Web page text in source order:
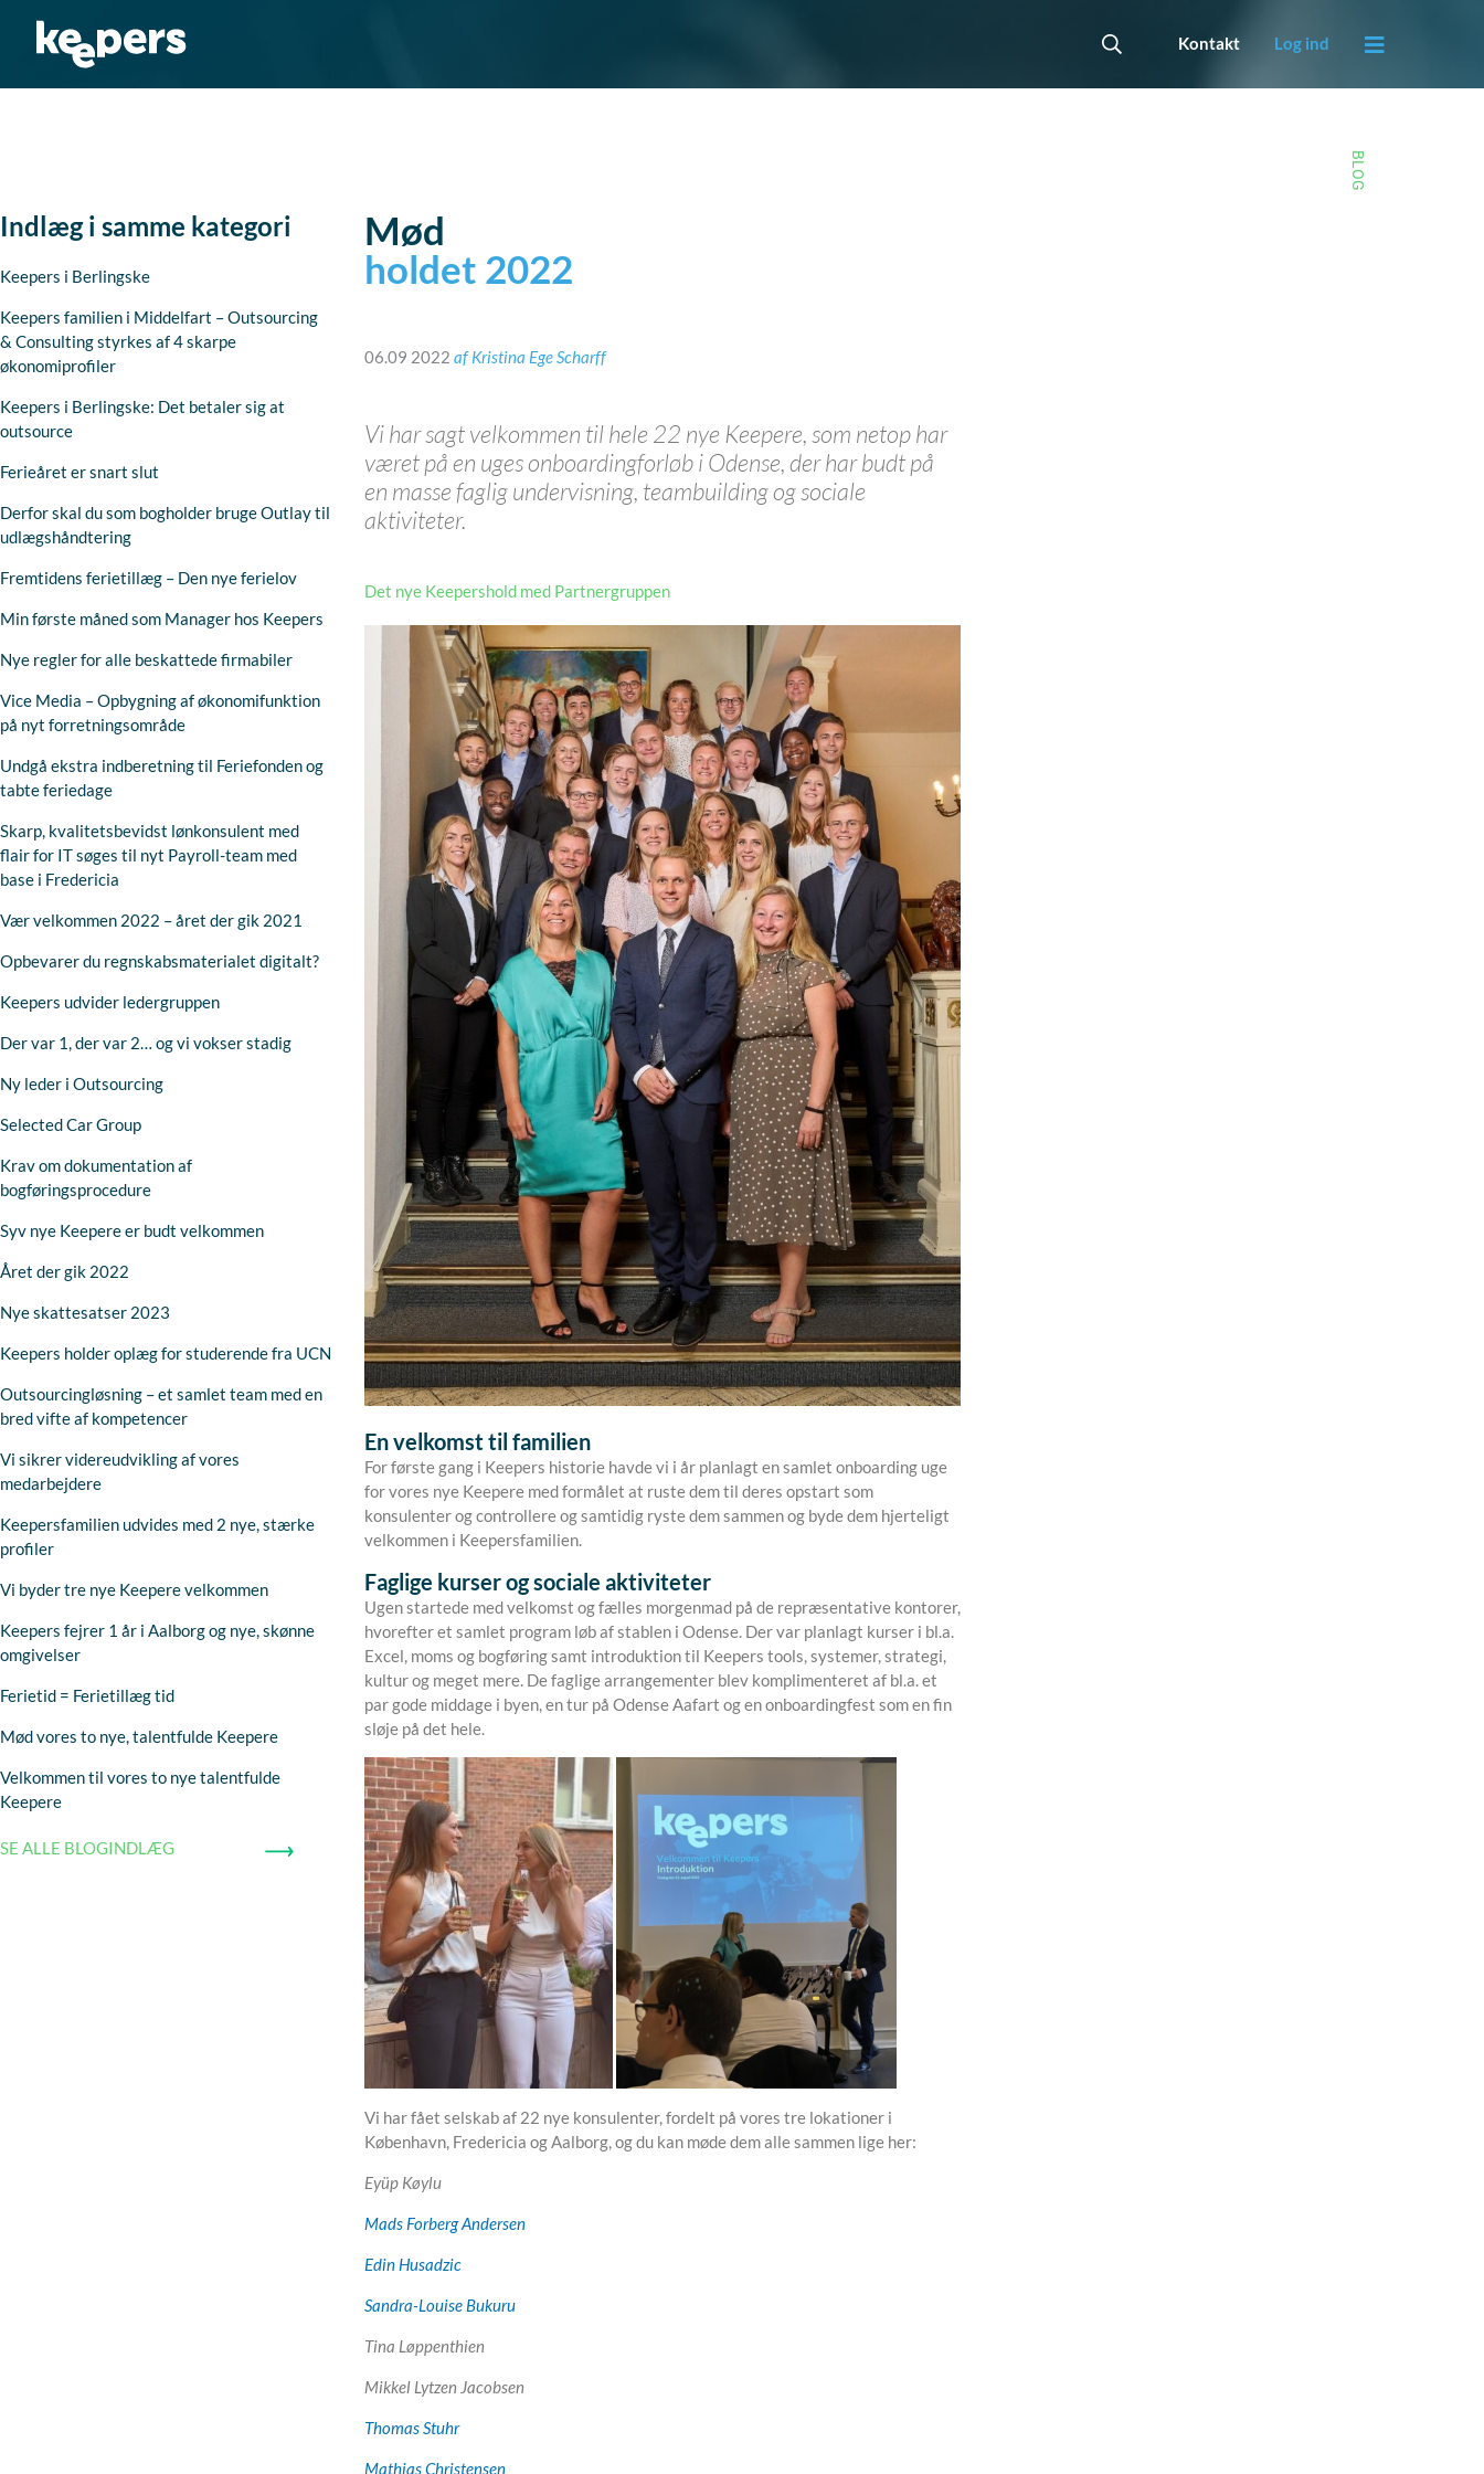
Kontakt Log ind
BLOG
Indlæg i samme kategori
Keepers i Berlingske
Keepers familien i Middelfart – Outsourcing
& Consulting styrkes af 4 skarpe
økonomiprofiler
Keepers i Berlingske: Det betaler sig at
outsource
Ferieåret er snart slut
Derfor skal du som bogholder bruge Outlay til
udlægshåndtering
Fremtidens ferietillæg – Den nye ferielov
Min første måned som Manager hos Keepers
Nye regler for alle beskattede firmabiler
Vice Media – Opbygning af økonomifunktion
på nyt forretningsområde
Undgå ekstra indberetning til Feriefonden og
tabte feriedage
Skarp, kvalitetsbevidst lønkonsulent med
flair for IT søges til nyt Payroll-team med
base i Fredericia
Vær velkommen 2022 – året der gik 2021
Opbevarer du regnskabsmaterialet digitalt?
Keepers udvider ledergruppen
Der var 1, der var 2… og vi vokser stadig
Ny leder i Outsourcing
Selected Car Group
Krav om dokumentation af
bogføringsprocedure
Syv nye Keepere er budt velkommen
Året der gik 2022
Nye skattesatser 2023
Keepers holder oplæg for studerende fra UCN
Outsourcingløsning – et samlet team med en
bred vifte af kompetencer
Vi sikrer videreudvikling af vores
medarbejdere
Keepersfamilien udvides med 2 nye, stærke
profiler
Vi byder tre nye Keepere velkommen
Keepers fejrer 1 år i Aalborg og nye, skønne
omgivelser
Ferietid = Ferietillæg tid
Mød vores to nye, talentfulde Keepere
Velkommen til vores to nye talentfulde
Keepere
SE ALLE BLOGINDLÆG
Mød
holdet 2022
06.09 2022 afKristina Ege Scharff
Vi har sagt velkommen til hele 22 nye Keepere, som netop har
været på en uges onboardingforløb i Odense, der har budt på
en masse faglig undervisning, teambuilding og sociale
aktiviteter.
Det nye Keepershold med Partnergruppen
En velkomst til familien
For første gang i Keepers historie havde vi i år planlagt en samlet onboarding uge
for vores nye Keepere med formålet at ruste dem til deres opstart som
konsulenter og controllere og samtidig ryste dem sammen og byde dem hjerteligt
velkommen i Keepersfamilien.
Faglige kurser og sociale aktiviteter
Ugen startede med velkomst og fælles morgenmad på de repræsentative kontorer,
hvorefter et samlet program løb af stablen i Odense. Der var planlagt kurser i bl.a.
Excel, moms og bogføring samt introduktion til Keepers tools, systemer, strategi,
kultur og meget mere. De faglige arrangementer blev komplimenteret af bl.a. et
par gode middage i byen, en tur på Odense Aafart og en onboardingfest som en fin
sløje på det hele.
Vi har fået selskab af 22 nye konsulenter, fordelt på vores tre lokationer i
København, Fredericia og Aalborg, og du kan møde dem alle sammen lige her:
Eyüp Køylu
Mads Forberg Andersen
Edin Husadzic
Sandra-Louise Bukuru
Tina Løppenthien
Mikkel Lytzen Jacobsen
Thomas Stuhr
Mathias Christensen